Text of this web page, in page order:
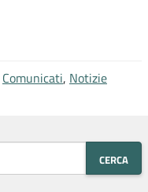
Comunicati, Notizie